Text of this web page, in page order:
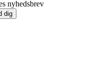
nyhedsbrev
dig